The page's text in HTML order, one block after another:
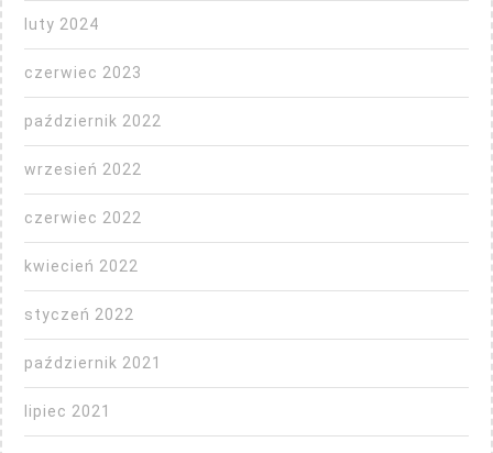
luty 2024
czerwiec 2023
październik 2022
wrzesień 2022
czerwiec 2022
kwiecień 2022
styczeń 2022
październik 2021
lipiec 2021